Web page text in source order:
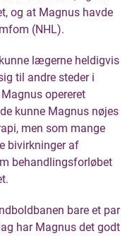
og at Magnus havde
(NHL).
lægerne heldigvis
til andre steder i
opereret
kunne Magnus nøjes
men som mange
bivirkninger af
behandlingsforløbet
bare et par
har Magnus det godt